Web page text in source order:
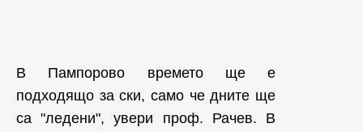
В Пампорово времето ще е
подходящо за ски, само че дните ще
са "ледени", увери проф. Рачев. В